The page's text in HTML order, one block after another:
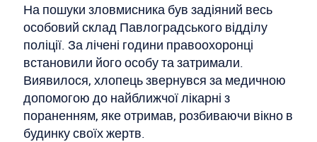
На пошуки зловмисника був задіяний весь
особовий склад Павлоградського відділу
поліції. За лічені години правоохоронці
встановили його особу та затримали.
Виявилося, хлопець звернувся за медичною
допомогою до найближчої лікарні з
пораненням, яке отримав, розбиваючи вікно в
будинку своїх жертв.